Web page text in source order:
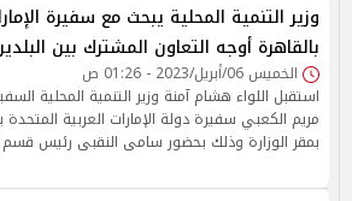
وزير التنمية المحلية يبحث مع سفيرة
بالقاهرة أوجه التعاون المشترك بين
الخميس 06/أبريل/2023 - 01:26 ص
استقبل اللواء هشام آمنة وزير التنمية المحلية
مريم الكعبي سفيرة دولة الإمارات العربية المتحدة
بمقر الوزارة وذلك بحضور سامى النقبى رئيس